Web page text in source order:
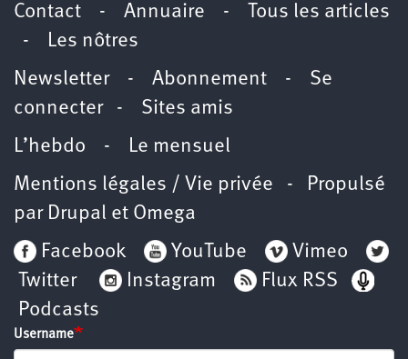
Contact - Annuaire -
Tous les articles
-
Les nôtres
Newsletter- Abonnement - Se
connecter- Sites amis
L’hebdo -
Le mensuel
Mentions légales / Vie privée - Propulsé
par Drupal et Omega
Facebook
YouTube
Vimeo
Twitter
Instagram
Flux RSS
Podcasts
Username